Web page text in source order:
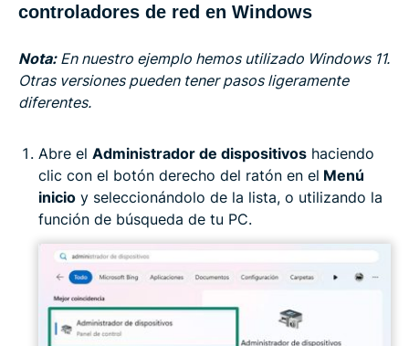
controladores de red en Windows
Nota:En nuestro ejemplo hemos utilizado Windows 11.
Otras versiones pueden tener pasos ligeramente
diferentes.
Abre el Administrador de dispositivos haciendo
clic con el botón derecho del ratón en el Menú
inicio y seleccionándolo de la lista, o utilizando la
función de búsqueda de tu PC.